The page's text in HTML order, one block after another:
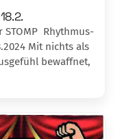
STOMP Rhythmus-
Mit nichts als
bewaffnet,